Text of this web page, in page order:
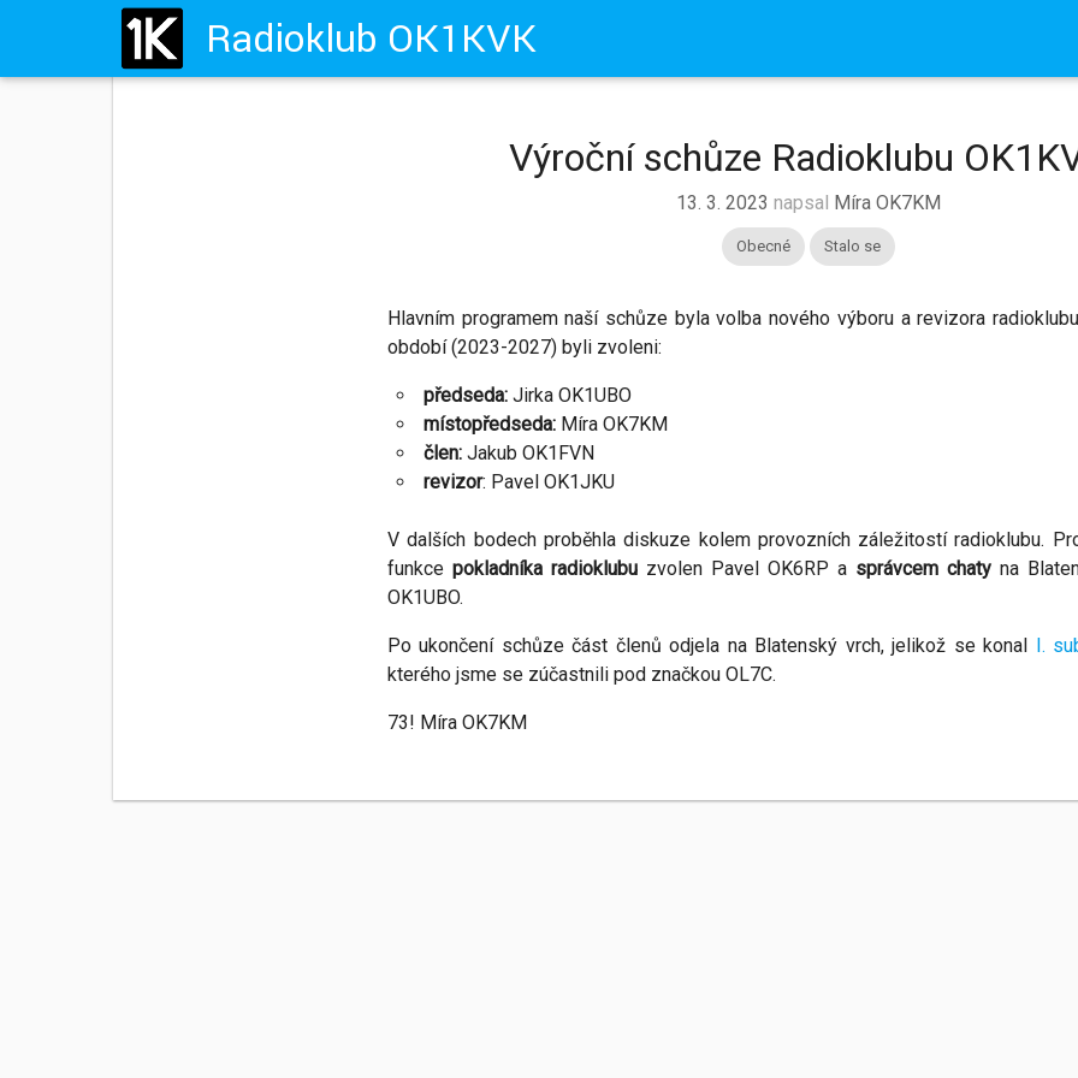
Výroční schůze Radioklubu
13. 3. 2023 napsal Míra OK7KM
Obecné Stalo se
Hlavním programem naší schůze byla volba nového výboru a revizora
období (2023-2027) byli zvoleni:
předseda:Jirka OK1UBO
místopředseda:Míra OK7KM
člen:Jakub OK1FVN
revizor: Pavel OK1JKU
V dalších bodech proběhla diskuze kolem provozních záležitostí radioklubu.
funkce pokladníka radioklubuzvolen Pavel OK6RP a správcem chatyna
OK1UBO.
Po ukončení schůze část členů odjela na Blatenský vrch, jelikož se konal I.
kterého jsme se zúčastnili pod značkou OL7C.
73! Míra OK7KM